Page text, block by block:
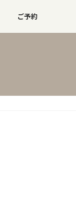
ご予約